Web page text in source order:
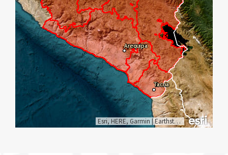
Esri, HERE, Garmin |Earthstar Geographics